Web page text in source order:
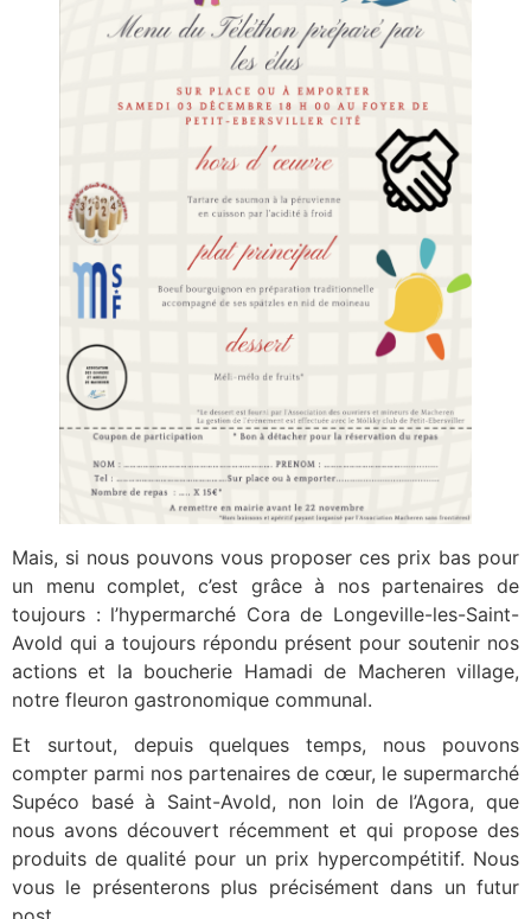
Mais, si nous pouvons vous proposer ces prix bas pour
un menu complet, c’est grâce à nos partenaires de
toujours : l’hypermarché Cora de Longeville-les-Saint-
Avold qui a toujours répondu présent pour soutenir nos
actions et la boucherie Hamadi de Macheren village,
notre fleuron gastronomique communal.
Et surtout, depuis quelques temps, nous pouvons
compter parmi nos partenaires de cœur, le supermarché
Supéco basé à Saint-Avold, non loin de l’Agora, que
nous avons découvert récemment et qui propose des
produits de qualité pour un prix hypercompétitif. Nous
vous le présenterons plus précisément dans un futur